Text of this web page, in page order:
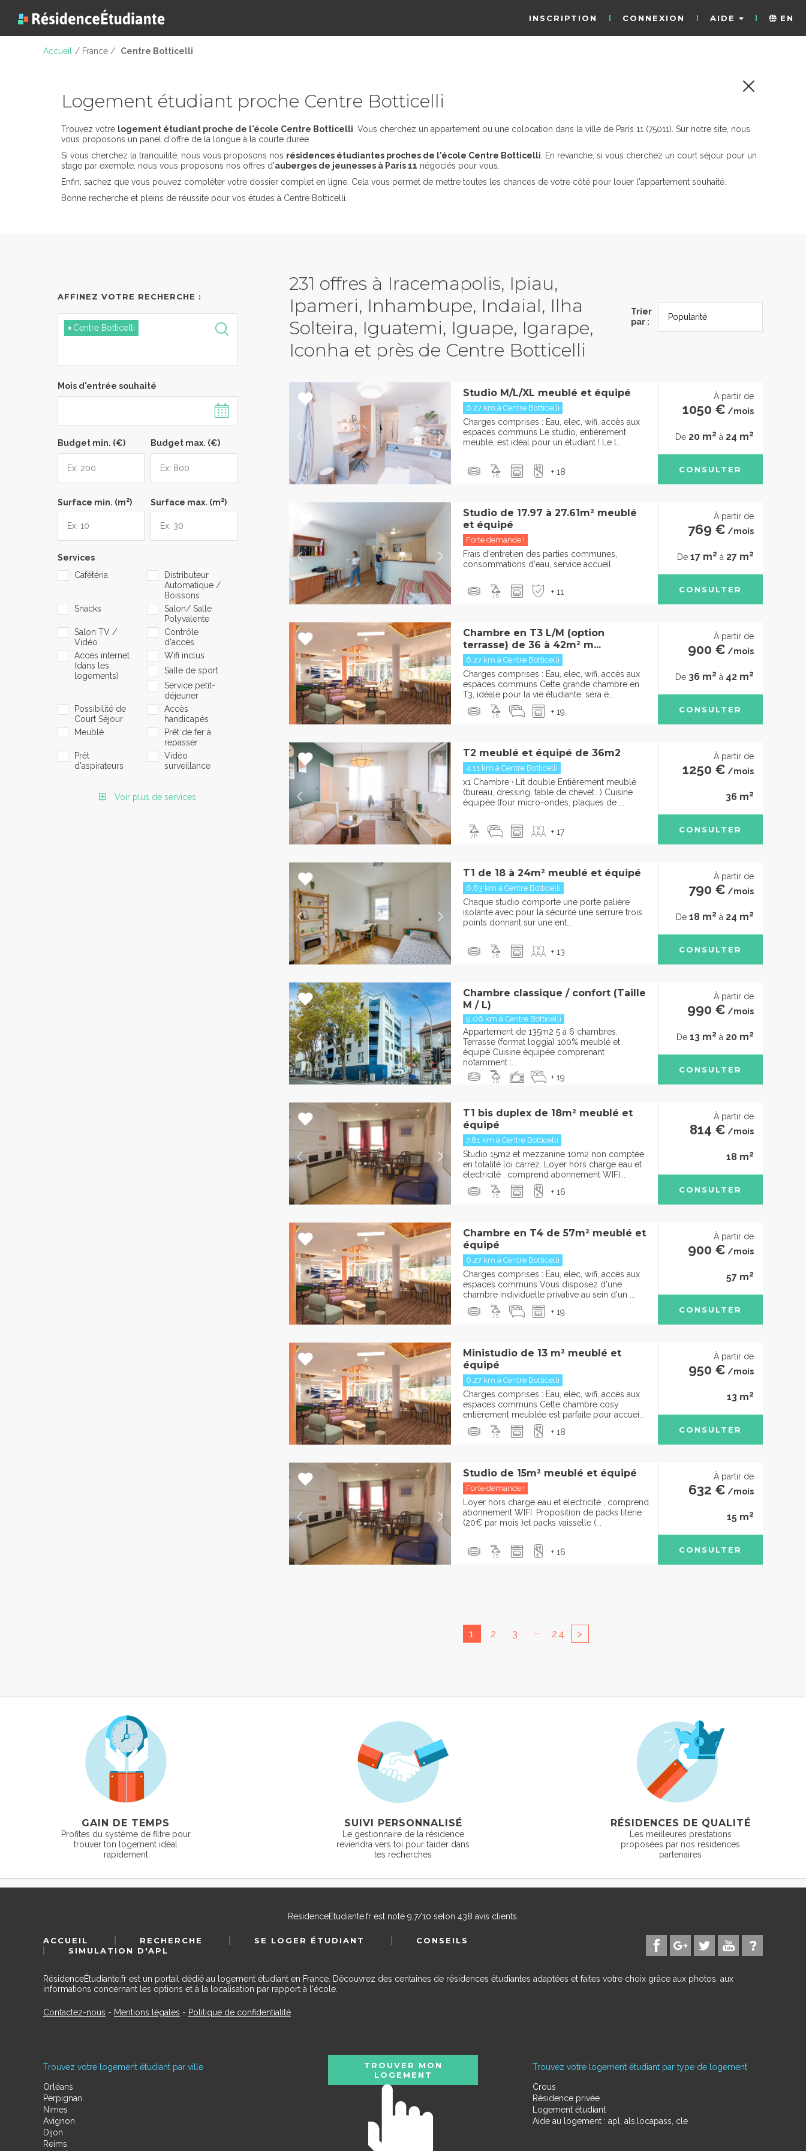
INSCRIPTION CONNEXION AIDE EN
Accueil / France / Centre Botticelli
Logement étudiant proche Centre Botticelli
Trouvez votre logement étudiant proche de l'école Centre Botticelli . Vous cherchez un appartement ou une colocation dans la ville de Paris 11 (75011). Sur notre site, nous
vous proposons un panel d'offre de la longue à la courte durée.
Si vous cherchez la tranquilité, nous vous proposons nos résidences étudiantes proches de l'école Centre Botticelli . En revanche, si vous cherchez un court séjour pour un
stage par exemple, nous vous proposons nos offres d'auberges de jeunesses à Paris 11 négociés pour vous.
Enfin, sachez que vous pouvez compléter votre dossier complet en ligne. Cela vous permet de mettre toutes les chances de votre côté pour louer l'appartement souhaité.
Bonne recherche et pleins de réussite pour vos études à Centre Botticelli.
231 offres à Iracemapolis, Ipiau,
Ipameri, Inhambupe, Indaial, Ilha
Solteira, Iguatemi, Iguape, Igarape,
Iconha et près de Centre Botticelli
Trier
par :
Studio M/L/XL meublé et équipé
6.27 km à Centre Botticelli
Charges comprises : Eau, elec, wifi, accès aux
espaces communs Le studio, entièrement
meublé, est idéal pour un étudiant ! Le l...
+ 18
À partir de
1050 € /mois
De 20 m2 à 24 m2
CONSULTER
Studio de 17.97 à 27.61m² meublé
et équipé
Forte demande !
Frais d'entretien des parties communes,
consommations d'eau, service accueil
+ 11
À partir de
769 € /mois
De 17 m2 à 27 m2
CONSULTER
Chambre en T3 L/M (option
terrasse) de 36 à 42m² m...
6.27 km à Centre Botticelli
Charges comprises : Eau, elec, wifi, accès aux
espaces communs Cette grande chambre en
T3, idéale pour la vie étudiante, sera é...
+ 19
À partir de
900 € /mois
De 36 m2 à 42 m2
CONSULTER
T2 meublé et équipé de 36m2
4.11 km à Centre Botticelli
x1 Chambre · Lit double Entièrement meublé
(bureau, dressing, table de chevet...) Cuisine
équipée (four micro-ondes, plaques de ...
+ 17
À partir de
1250 € /mois
36 m2
CONSULTER
T1 de 18 à 24m² meublé et équipé
6.63 km à Centre Botticelli
Chaque studio comporte une porte palière
isolante avec pour la sécurité une serrure trois
points donnant sur une ent...
+ 13
À partir de
790 € /mois
De 18 m2 à 24 m2
CONSULTER
Chambre classique / confort (Taille
M / L)
9.06 km à Centre Botticelli
Appartement de 135m2 5 à 6 chambres.
Terrasse (format loggia) 100% meublé et
équipé Cuisine équipée comprenant
notamment :...
+ 19
À partir de
990 € /mois
De 13 m2 à 20 m2
CONSULTER
T1 bis duplex de 18m² meublé et
équipé
7.81 km à Centre Botticelli
Studio 15m2 et mezzanine 10m2 non comptée
en totalité loi carrez. Loyer hors charge eau et
électricité , comprend abonnement WIFI...
+ 16
À partir de
814 € /mois
18 m2
CONSULTER
Chambre en T4 de 57m² meublé et
équipé
6.27 km à Centre Botticelli
Charges comprises : Eau, elec, wifi, accès aux
espaces communs Vous disposez d'une
chambre individuelle privative au sein d'un ...
+ 19
À partir de
900 € /mois
57 m2
CONSULTER
Ministudio de 13 m² meublé et
équipé
6.27 km à Centre Botticelli
Charges comprises : Eau, elec, wifi, accès aux
espaces communs Cette chambre cosy
entièrement meublée est parfaite pour accuei...
+ 18
À partir de
950 € /mois
13 m2
CONSULTER
Studio de 15m² meublé et équipé
Forte demande !
Loyer hors charge eau et électricité , comprend
abonnement WIFI. Proposition de packs literie
(20€ par mois )et packs vaisselle (...
+ 16
À partir de
632 € /mois
15 m2
CONSULTER
1 2 3 ... 24 >
AFFINEZ VOTRE RECHERCHE :
× Centre Botticelli
Mois d'entrée souhaité
Budget min. (€) Budget max. (€)
Surface min. (m2) Surface max. (m2)
Services
Cafétéria
Distributeur
Automatique /
Boissons
Snacks
Salon/ Salle
Polyvalente
Salon TV /
Vidéo
Contrôle
d'accès
Accès internet
(dans les
logements)
Wifi inclus
Salle de sport
Service petit-
déjeuner
Possibilité de
Court Séjour
Accès
handicapés
Meublé
Prêt de fer à
repasser
Prêt
d'aspirateurs
Vidéo
surveillance
Voir plus de services
GAIN DE TEMPS
Profites du système de filtre pour
trouver ton logement idéal
rapidement
SUIVI PERSONNALISÉ
Le gestionnaire de la résidence
reviendra vers toi pour t’aider dans
tes recherches
RÉSIDENCES DE QUALITÉ
Les meilleures prestations
proposées par nos résidences
partenaires
ResidenceEtudiante.frest noté 9,7/10 selon 438 avis clients.
ACCUEIL RECHERCHE SE LOGER ÉTUDIANT
CONSEILS
SIMULATION D'APL
RésidenceÉtudiante.fr est un portail dédié au logement étudiant en France. Découvrez des centaines de résidences étudiantes adaptées et faites votre choix grâce aux photos, aux
informations concernant les options et à la localisation par rapport à l'école.
Contactez-nous - Mentions légales - Politique de confidentialité
Trouvez votre logement étudiant par ville
Orléans
Perpignan
Nimes
Avignon
Dijon
Reims
Trouvez votre logement étudiant par type de logement
Crous
Résidence privée
Logement étudiant
Aide au logement : apl, als,locapass, cle
TROUVER MON
LOGEMENT